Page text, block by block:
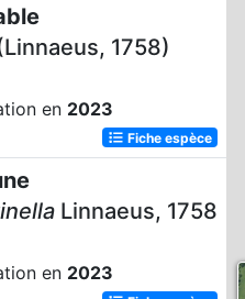
1758)
en 2023
Fiche espèce
Linnaeus, 1758
en 2023